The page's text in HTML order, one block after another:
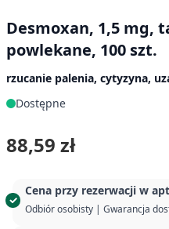
Desmoxan, 1,5 mg,
powlekane, 100 szt.
rzucanie palenia, cytyzyna,
Dostępne
Cena przy rezerwacji w
Odbiór osobisty | Gwarancja
88,59 zł